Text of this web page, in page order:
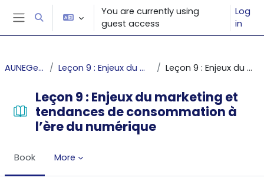
Skip to main content
Side panel
Toggle search input
You are currently using
guest access
Log
in
AUNEGe - Marketing fondamental Leçon 9 : Enjeux du marketing et tendances de consommation à l’ère du numérique Leçon 9 : Enjeux du marketing et tendances de consommation à l’ère du numérique
Leçon 9 : Enjeux du marketing et
tendances de consommation à
l’ère du numérique
Book More